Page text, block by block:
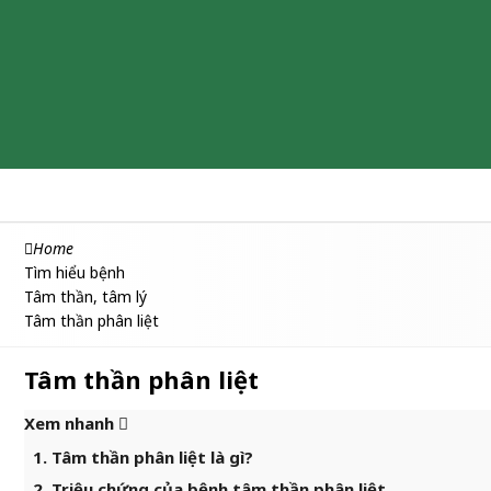
Home
Tìm hiểu bệnh
Tâm thần, tâm lý
Tâm thần phân liệt
Tâm thần phân liệt
Xem nhanh
1. Tâm thần phân liệt là gì?